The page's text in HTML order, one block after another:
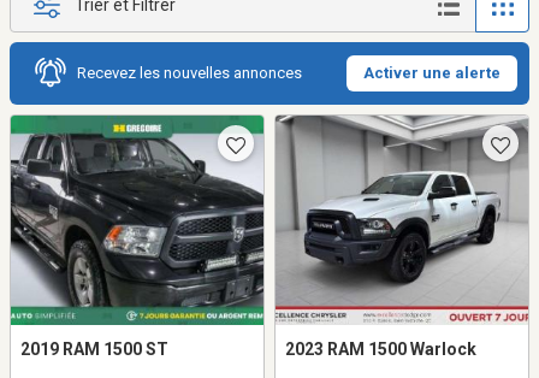
Trier et Filtrer
Recevez les nouvelles annonces Activer une alerte
2019 RAM 1500 ST 2023 RAM 1500 Warlock